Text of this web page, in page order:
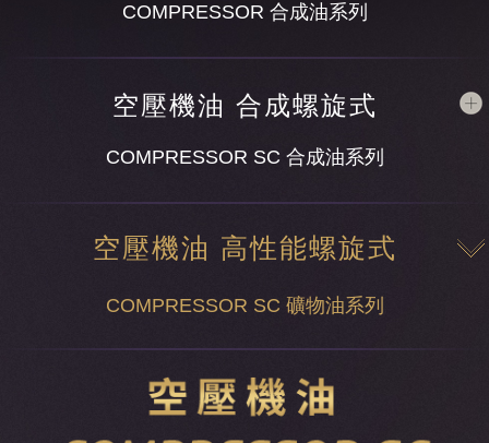
COMPRESSOR 合成油系列
空壓機油 合成螺旋式
COMPRESSOR SC 合成油系列
空壓機油 高性能螺旋式
COMPRESSOR SC 礦物油系列